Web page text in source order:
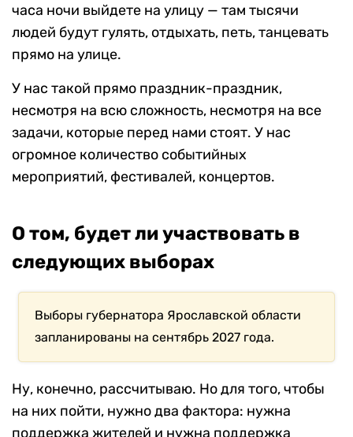
часа ночи выйдете на улицу — там тысячи
людей будут гулять, отдыхать, петь, танцевать
прямо на улице.
У нас такой прямо праздник-праздник,
несмотря на всю сложность, несмотря на все
задачи, которые перед нами стоят. У нас
огромное количество событийных
мероприятий, фестивалей, концертов.
О том, будет ли участвовать в
следующих выборах
Выборы губернатора Ярославской области
запланированы на сентябрь 2027 года.
Ну, конечно, рассчитываю. Но для того, чтобы
на них пойти, нужно два фактора: нужна
поддержка жителей и нужна поддержка